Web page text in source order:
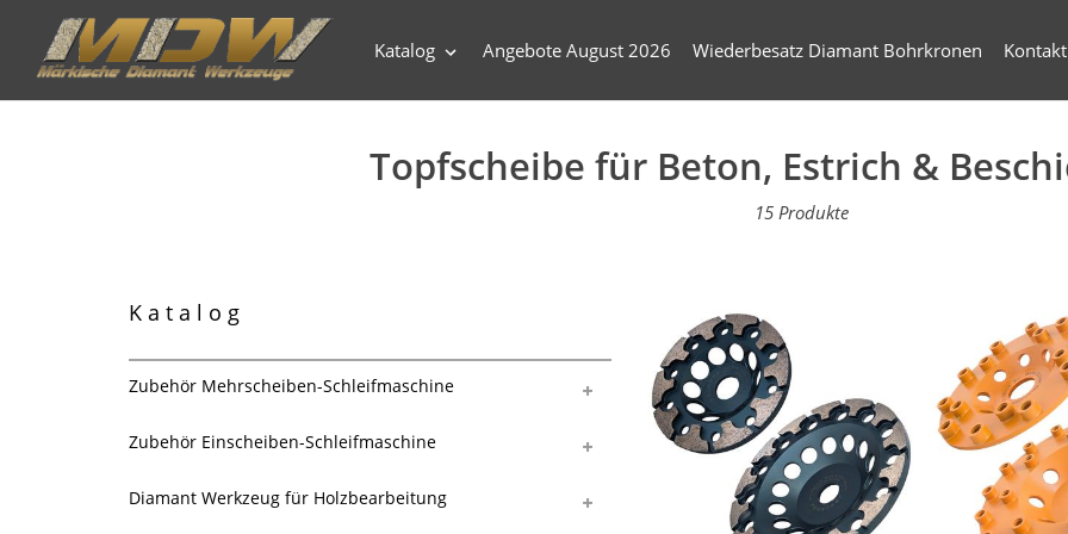
Inhalt
Katalog Angebote August 2026 Wiederbesatz Diamant Bohrkronen Kontakt
S
u
n
:
Topfscheibe für Beton, Estrich &
15 Produkte
Katalog
Zubehör Mehrscheiben-Schleifmaschine
Zubehör Einscheiben-Schleifmaschine
Diamant Werkzeug für Holzbearbeitung